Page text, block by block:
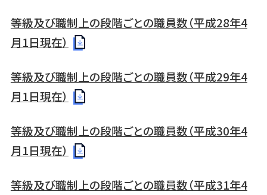
等級及び職制上の段階ごとの職員数（平成28年4
月1日現在）
等級及び職制上の段階ごとの職員数（平成29年4
月1日現在）
等級及び職制上の段階ごとの職員数（平成30年4
月1日現在）
等級及び職制上の段階ごとの職員数（平成31年4